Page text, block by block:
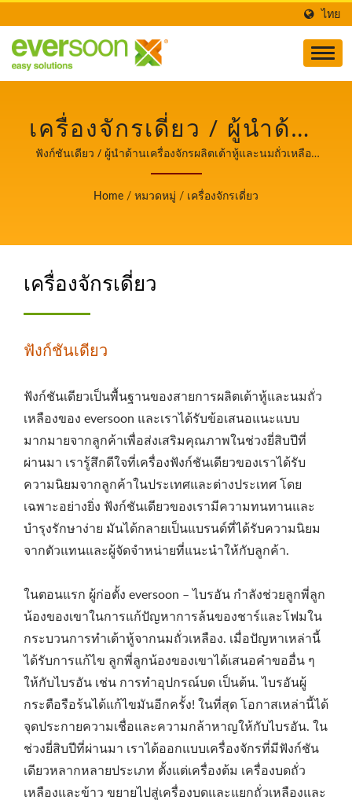
ไทย
เครื่องจักรเดี่ยว / ผู้นำด้าน
เครื่องจักรผลิตเต้าหู้และ
นมถั่วเหลืองอัตโนมัติที่ให้
ปลอดภัยด้านอาหาร.
ฟังก์ชันเดียว / ผู้นำด้านเครื่องจักรผลิตเต้าหู้และนมถั่วเหลือง
อัตโนมัติที่ให้ความสำคัญสูงสุดกับความปลอดภัยด้านอาหาร.
Home / หมวดหมู่ / เครื่องจักรเดี่ยว
เครื่องจักรเดี่ยว
ฟังก์ชันเดียว
ฟังก์ชันเดียวเป็นพื้นฐานของสายการผลิตเต้าหู้และนมถั่ว
เหลืองของ eversoon และเราได้รับข้อเสนอแนะแบบ
มากมายจากลูกค้าเพื่อส่งเสริมคุณภาพในช่วงยี่สิบปีที่
ผ่านมา เรารู้สึกดีใจที่เครื่องฟังก์ชันเดียวของเราได้รับ
ความนิยมจากลูกค้าในประเทศและต่างประเทศ โดย
เฉพาะอย่างยิ่ง ฟังก์ชันเดียวของเรามีความทนทานและ
บำรุงรักษาง่าย มันได้กลายเป็นแบรนด์ที่ได้รับความนิยม
จากตัวแทนและผู้จัดจำหน่ายที่แนะนำให้กับลูกค้า.
ในตอนแรก ผู้ก่อตั้ง eversoon – ไบรอัน กำลังช่วยลูกพี่ลูก
น้องของเขาในการแก้ปัญหาการล้นของชาร์และโฟมใน
กระบวนการทำเต้าหู้จากนมถั่วเหลือง. เมื่อปัญหาเหล่านี้
ได้รับการแก้ไข ลูกพี่ลูกน้องของเขาได้เสนอคำขออื่น ๆ
ให้กับไบรอัน เช่น การทำอุปกรณ์บด เป็นต้น. ไบรอันผู้
กระตือรือร้นได้แก้ไขมันอีกครั้ง! ในที่สุด โอกาสเหล่านี้ได้
จุดประกายความเชื่อและความกล้าหาญให้กับไบรอัน. ใน
ช่วงยี่สิบปีที่ผ่านมา เราได้ออกแบบเครื่องจักรที่มีฟังก์ชัน
เดียวหลากหลายประเภท ตั้งแต่เครื่องต้ม เครื่องบดถั่ว
เหลืองและข้าว ขยายไปสู่เครื่องบดและแยกถั่วเหลืองและ